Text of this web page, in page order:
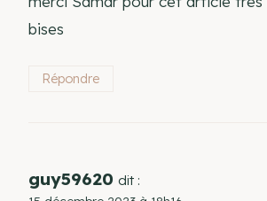
bises
Répondre
guy59620 dit :